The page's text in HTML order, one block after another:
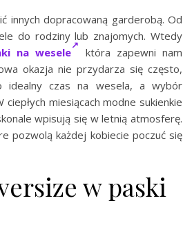
innych dopracowaną garderobą. Od
do rodziny lub znajomych. Wtedy
na wesele
która zapewni nam
okazja nie przydarza się często,
idealny czas na wesela, a wybór
miesiącach modne sukienkie
wpisują się w letnią atmosferę.
pozwolą każdej kobiecie poczuć się
w paski